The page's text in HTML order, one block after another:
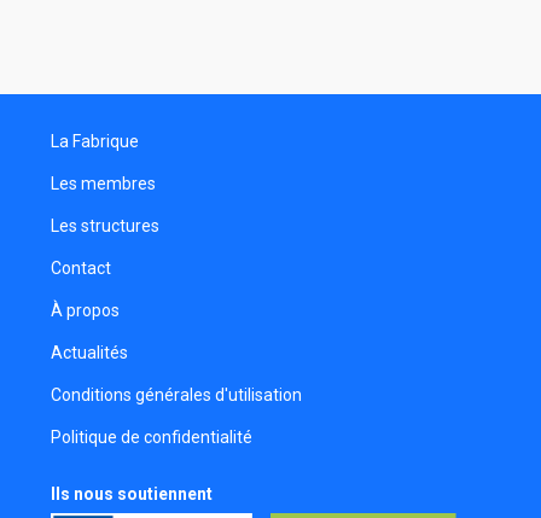
Hélène Rastegar
Réalisatrice
Laurent Kuhn
Marion Grandjean
Monteuse
Jean-Yves Petitnicolas
Monteur
Manon Badermann
Réalisateur
La Fabrique
Les membres
Les structures
Contact
À propos
Actualités
Conditions générales d'utilisation
Politique de confidentialité
Ils nous soutiennent